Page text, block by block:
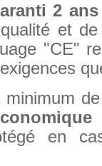
2 ans
et
"CE"
minimum
en